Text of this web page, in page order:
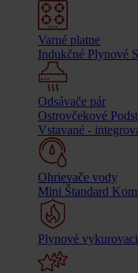
Varné platne
Indukčné Plynové
Odsávače pár
Ostrovčekové
Vstavané -
Ohrievače vody
Mini Štandard
Plynové